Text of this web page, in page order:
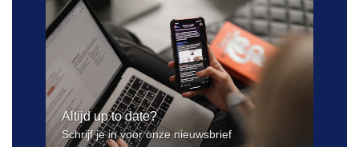
Altijd up to date?
Schrijf je in voor onze nieuwsbrief